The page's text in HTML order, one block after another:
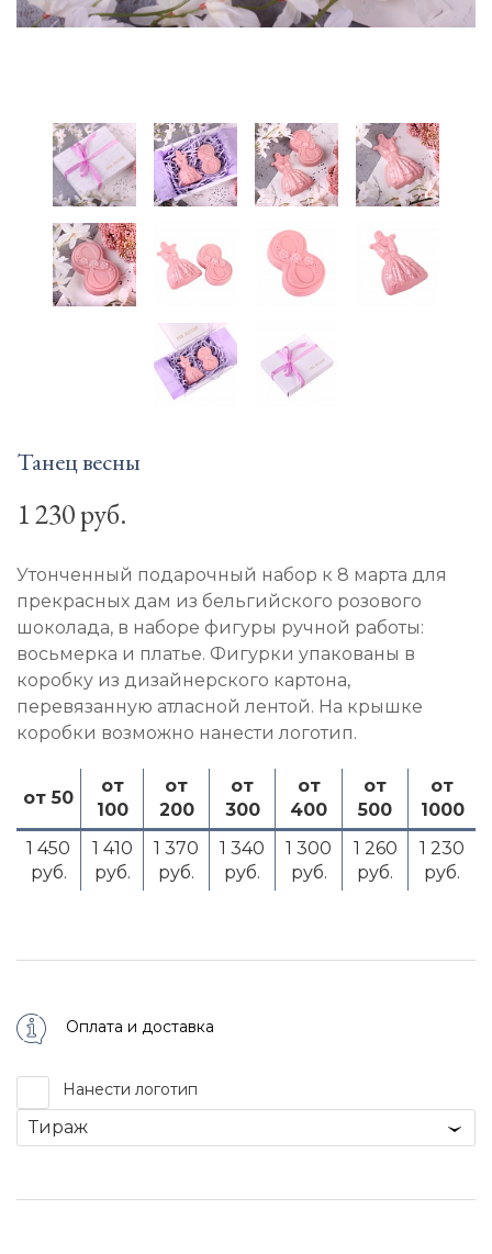
Танец весны
1 230 руб.
Утонченный подарочный набор к 8 марта для
прекрасных дам из бельгийского розового
шоколада, в наборе фигуры ручной работы:
восьмерка и платье. Фигурки упакованы в
коробку из дизайнерского картона,
перевязанную атласной лентой. На крышке
коробки возможно нанести логотип.
от 50
от
100
от
200
от
300
от
400
от
500
от
1000
1 450
руб.
1 410
руб.
1 370
руб.
1 340
руб.
1 300
руб.
1 260
руб.
1 230
руб.
Оплата и доставка
Нанести логотип
Тираж